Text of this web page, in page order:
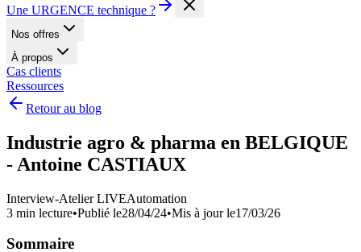
Une URGENCE technique ?
Nos offres
À propos
Cas clients
Ressources
Retour au blog
Industrie agro & pharma en BELGIQUE
- Antoine CASTIAUX
Interview-Atelier LIVEAutomation
3 min lecture•Publié le28/04/24•Mis à jour le17/03/26
Sommaire